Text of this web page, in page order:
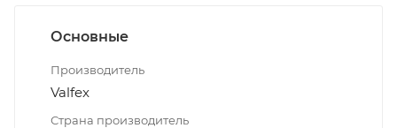
Основные
Производитель
Valfex
Страна производитель